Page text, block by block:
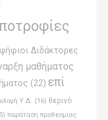
Διδάκτορες
μαθήματος
(22) επί
Υ.Δ. (16) θερινό
παράταση προθεσμίας